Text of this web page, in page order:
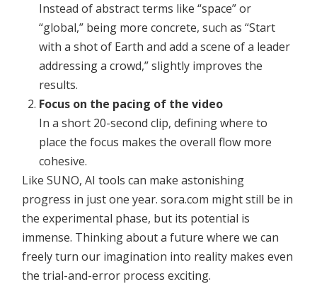
Instead of abstract terms like “space” or
“global,” being more concrete, such as “Start
with a shot of Earth and add a scene of a leader
addressing a crowd,” slightly improves the
results.
Focus on the pacing of the video
In a short 20-second clip, defining where to
place the focus makes the overall flow more
cohesive.
Like SUNO, AI tools can make astonishing
progress in just one year. sora.com might still be in
the experimental phase, but its potential is
immense. Thinking about a future where we can
freely turn our imagination into reality makes even
the trial-and-error process exciting.